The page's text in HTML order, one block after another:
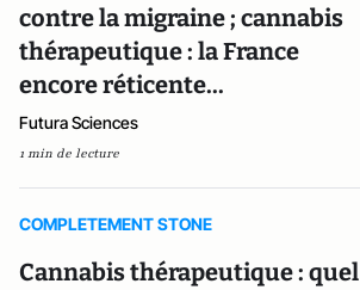
contre la migraine ; cannabis
thérapeutique : la France
encore réticente...
Futura Sciences
1 min de lecture
COMPLETEMENT STONE
Cannabis thérapeutique : quel